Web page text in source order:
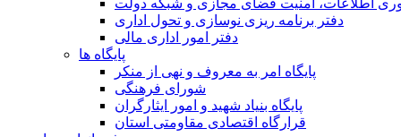
اطلاعات، امنیت فضای مجازی و شبکه دولت
دفتر برنامه ریزی نوسازی و تحول اداری
دفتر امور اداری مالی
پایگاه ها
پایگاه امر به معروف و نهی از منکر
شورای فرهنگی
پایگاه بنیاد شهید و امور ایثارگران
قرارگاه اقتصادی مقاومتی استان